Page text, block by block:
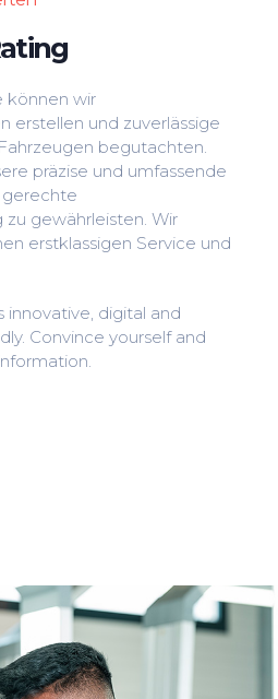
können wir
erstellen und zuverlässige
begutachten.
präzise und umfassende
zu gewährleisten. Wir
erstklassigen Service und
innovative, digital and
Convince yourself and